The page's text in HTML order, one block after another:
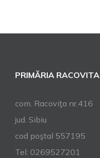
PRIMĂRIA RACOVITA
com. Racoviţa nr.416
jud. Sibiu
cod poştal 557195
Tel: 0269527201